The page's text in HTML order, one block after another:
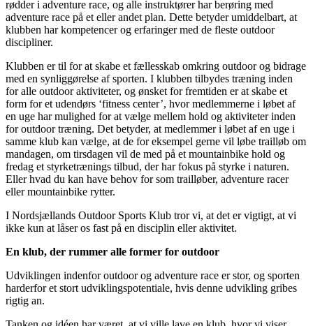
rødder i adventure race, og alle instruktører har berøring med
adventure race på et eller andet plan. Dette betyder umiddelbart, at
klubben har kompetencer og erfaringer med de fleste outdoor
discipliner.
Klubben er til for at skabe et fællesskab omkring outdoor og bidrage
med en synliggørelse af sporten. I klubben tilbydes træning inden
for alle outdoor aktiviteter, og ønsket for fremtiden er at skabe et
form for et udendørs ‘fitness center’, hvor medlemmerne i løbet af
en uge har mulighed for at vælge mellem hold og aktiviteter inden
for outdoor træning. Det betyder, at medlemmer i løbet af en uge i
samme klub kan vælge, at de for eksempel gerne vil løbe trailløb om
mandagen, om tirsdagen vil de med på et mountainbike hold og
fredag et styrketrænings tilbud, der har fokus på styrke i naturen.
Eller hvad du kan have behov for som trailløber, adventure racer
eller mountainbike rytter.
I Nordsjællands Outdoor Sports Klub tror vi, at det er vigtigt, at vi
ikke kun at låser os fast på en disciplin eller aktivitet.
En klub, der rummer alle former for outdoor
Udviklingen indenfor outdoor og adventure race er stor, og sporten
harderfor et stort udviklingspotentiale, hvis denne udvikling gribes
rigtig an.